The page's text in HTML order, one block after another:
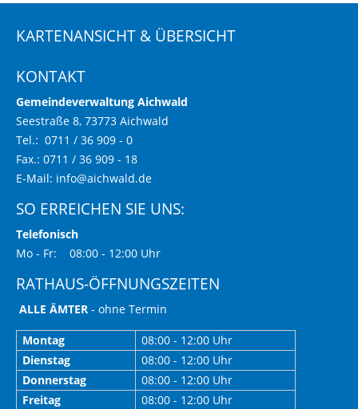
KARTENANSICHT & ÜBERSICHT
KONTAKT
Gemeindeverwaltung Aichwald
Seestraße 8, 73773 Aichwald
Tel.: 0711 / 36 909 - 0
Fax.: 0711 / 36 909 - 18
E-Mail: info@aichwald.de
SO ERREICHEN SIE UNS:
Telefonisch
Mo - Fr: 08:00 - 12:00 Uhr
RATHAUS-ÖFFNUNGSZEITEN
ALLE ÄMTER - ohne Termin
Montag
08:00 - 12:00 Uhr
Dienstag
08:00 - 12:00 Uhr
Donnerstag
08:00 - 12:00 Uhr
Freitag
08:00 - 12:00 Uhr